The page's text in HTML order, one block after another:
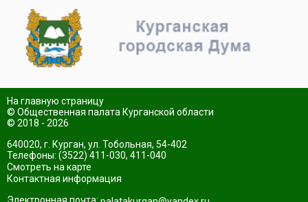
На главную страницу
© Общественная палата Курганской области
© 2018 - 2026
640020, г. Курган, ул. Тобольная, 54-402
Телефоны: (3522) 411-030, 411-040
Смотреть на карте
Контактная информация